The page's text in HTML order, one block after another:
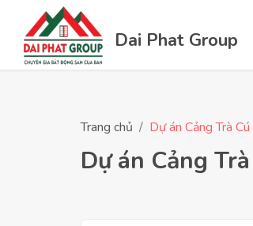
Dai Phat Group
Trang chủ Dự án Cảng Trà Cú
Dự án Cảng